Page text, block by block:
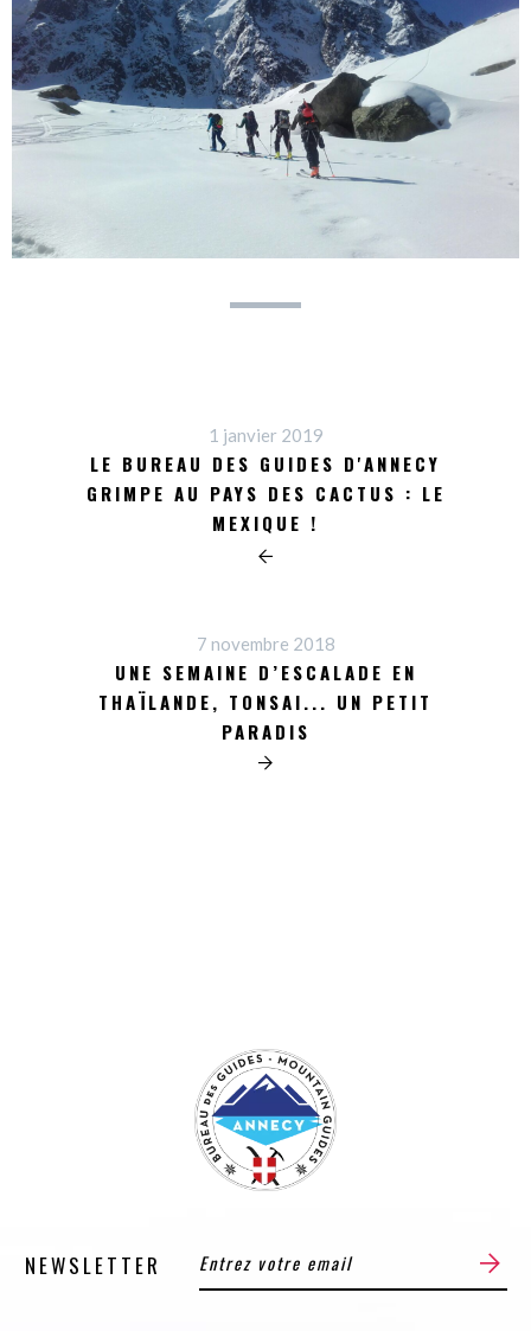
1 janvier 2019
LE BUREAU DES GUIDES D'ANNECY
GRIMPE AU PAYS DES CACTUS : LE
MEXIQUE !
7 novembre 2018
UNE SEMAINE D’ESCALADE EN
THAÏLANDE, TONSAI... UN PETIT
PARADIS
NEWSLETTER